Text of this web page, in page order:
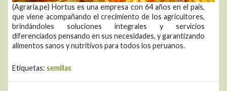
(Agraria.pe) Hortus es una empresa con 64 años en el país,
que viene acompañando el crecimiento de los agricultores,
brindándoles soluciones integrales y servicios
diferenciados pensando en sus necesidades, y garantizando
alimentos sanos y nutritivos para todos los peruanos.
Etiquetas: semillas